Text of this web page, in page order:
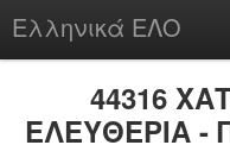
Ελληνικά ΕΛΟ
44316
ΕΛΕΥΘΕΡΙΑ -